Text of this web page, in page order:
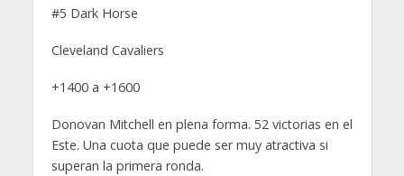
#5 Dark Horse
Cleveland Cavaliers
+1400 a +1600
Donovan Mitchell en plena forma. 52 victorias en el
Este. Una cuota que puede ser muy atractiva si
superan la primera ronda.